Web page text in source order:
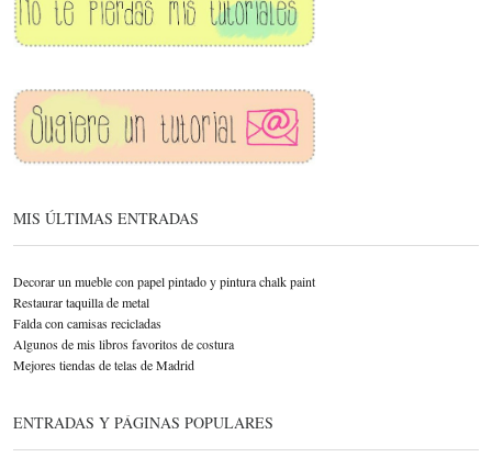
MIS ÚLTIMAS ENTRADAS
Decorar un mueble con papel pintado y pintura chalk paint
Restaurar taquilla de metal
Falda con camisas recicladas
Algunos de mis libros favoritos de costura
Mejores tiendas de telas de Madrid
ENTRADAS Y PÁGINAS POPULARES